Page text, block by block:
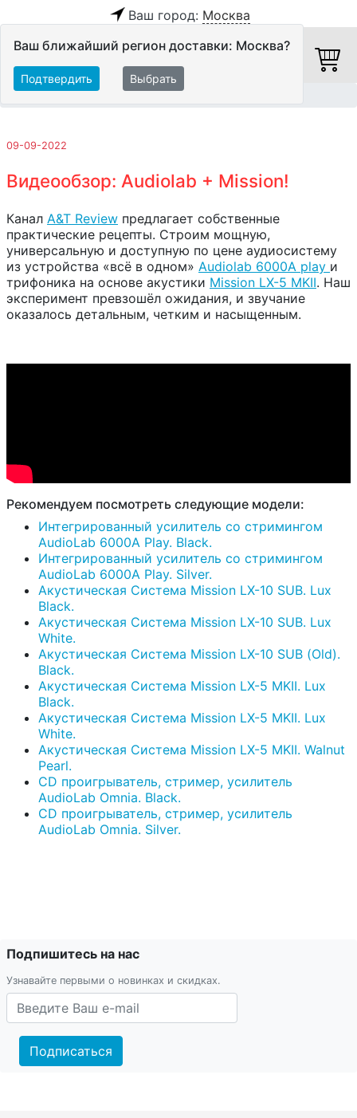
Ваш город: Москва
Ваш ближайший регион доставки: Москва?
Подтвердить Выбрать
09-09-2022
Видеообзор: Audiolab + Mission!
Канал A&T Review предлагает собственные
практические рецепты. Строим мощную,
универсальную и доступную по цене аудиосистему
из устройства «всё в одном» Audiolab 6000A play и
трифоника на основе акустики Mission LX-5 MKII. Наш
эксперимент превзошёл ожидания, и звучание
оказалось детальным, четким и насыщенным.
Рекомендуем посмотреть следующие модели:
Интегрированный усилитель со стримингом
AudioLab 6000A Play. Black.
Интегрированный усилитель со стримингом
AudioLab 6000A Play. Silver.
Акустическая Система Mission LX-10 SUB. Lux
Black.
Акустическая Система Mission LX-10 SUB. Lux
White.
Акустическая Система Mission LX-10 SUB (Old).
Black.
Акустическая Система Mission LX-5 MKII. Lux
Black.
Акустическая Система Mission LX-5 MKII. Lux
White.
Акустическая Система Mission LX-5 MKII. Walnut
Pearl.
CD проигрыватель, стример, усилитель
AudioLab Omnia. Black.
CD проигрыватель, стример, усилитель
AudioLab Omnia. Silver.
Подпишитесь на нас
Узнавайте первыми о новинках и скидках.
Подписаться